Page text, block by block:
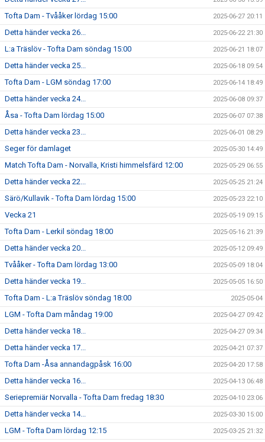
Tofta Dam - Tvååker lördag 15:00 2025-06-27 20:11
Detta händer vecka 26... 2025-06-22 21:30
L:a Träslöv - Tofta Dam söndag 15:00 2025-06-21 18:07
Detta händer vecka 25... 2025-06-18 09:54
Tofta Dam - LGM söndag 17:00 2025-06-14 18:49
Detta händer vecka 24... 2025-06-08 09:37
Åsa - Tofta Dam lördag 15:00 2025-06-07 07:38
Detta händer vecka 23... 2025-06-01 08:29
Seger för damlaget 2025-05-30 14:49
Match Tofta Dam - Norvalla, Kristi himmelsfärd 12:00 2025-05-29 06:55
Detta händer vecka 22... 2025-05-25 21:24
Särö/Kullavik - Tofta Dam lördag 15:00 2025-05-23 22:10
Vecka 21 2025-05-19 09:15
Tofta Dam - Lerkil söndag 18:00 2025-05-16 21:39
Detta händer vecka 20... 2025-05-12 09:49
Tvååker - Tofta Dam lördag 13:00 2025-05-09 18:04
Detta händer vecka 19... 2025-05-05 16:50
Tofta Dam - L:a Träslöv söndag 18:00 2025-05-04
LGM - Tofta Dam måndag 19:00 2025-04-27 09:42
Detta händer vecka 18... 2025-04-27 09:34
Detta händer vecka 17... 2025-04-21 07:37
Tofta Dam -Åsa annandagpåsk 16:00 2025-04-20 17:58
Detta händer vecka 16... 2025-04-13 06:48
Seriepremiär Norvalla - Tofta Dam fredag 18:30 2025-04-10 23:06
Detta händer vecka 14... 2025-03-30 15:00
LGM - Tofta Dam lördag 12:15 2025-03-25 21:32